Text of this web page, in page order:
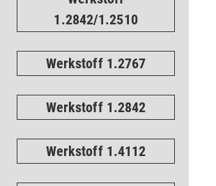
1.2842/1.2510
Werkstoff 1.2767
Werkstoff 1.2842
Werkstoff 1.4112